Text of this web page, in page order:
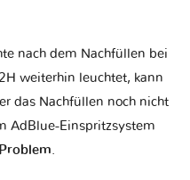
nach dem Nachfüllen bei
weiterhin leuchtet, kann
das Nachfüllen noch nicht
AdBlue-Einspritzsystem
.